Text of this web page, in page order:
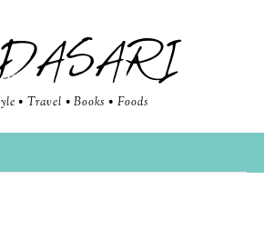
• Travel • Books • Foods